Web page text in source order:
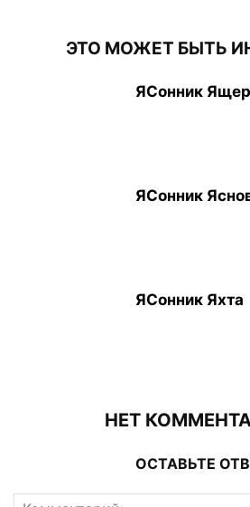
ЭТО МОЖЕТ БЫТЬ
ЯСонник
ЯСонник
ЯСонник Яхта
НЕТ
ОСТАВЬТЕ